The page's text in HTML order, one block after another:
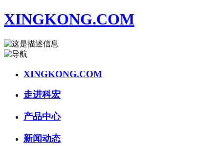
XINGKONG.COM
XINGKONG.COM
走进科宏
产品中心
新闻动态